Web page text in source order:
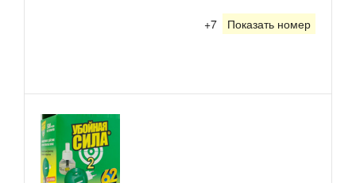
+7 Показать номер